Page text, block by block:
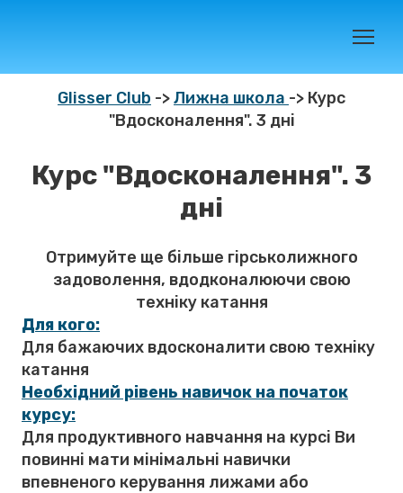
Glisser Club ->Лижна школа -> Курс
"Вдосконалення". 3 дні
Курс "Вдосконалення". 3
дні
Отримуйте ще більше гірськолижного
задоволення, вдодконалюючи свою
техніку катання
Для кого:
Для бажаючих вдосконалити свою техніку
катання
Необхідний рівень навичок на початок
курсу:
Для продуктивного навчання на курсі Ви
повинні мати мінімальні навички
впевненого керування лижами або